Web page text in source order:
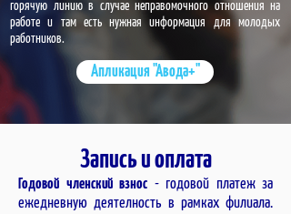
горячую линию в случае неправомочного отношения на
работе и там есть нужная информация для молодых
работников.
Апликация "Авода+"
Запись и оплата
Годовой членский взнос - годовой платеж за
ежедневную деятелность в рамках филиала.